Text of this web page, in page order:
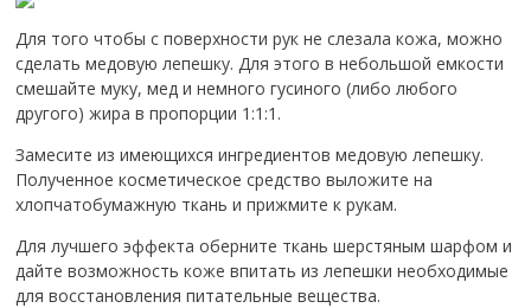
Для того чтобы с поверхности рук не слезала кожа, можно
сделать медовую лепешку. Для этого в небольшой емкости
смешайте муку, мед и немного гусиного (либо любого
другого) жира в пропорции 1:1:1.
Замесите из имеющихся ингредиентов медовую лепешку.
Полученное косметическое средство выложите на
хлопчатобумажную ткань и прижмите к рукам.
Для лучшего эффекта оберните ткань шерстяным шарфом и
дайте возможность коже впитать из лепешки необходимые
для восстановления питательные вещества.